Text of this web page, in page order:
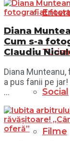
Social
Filme
Diana
Cum s-a
Claudiu
Diana
a pus fanii pe
...